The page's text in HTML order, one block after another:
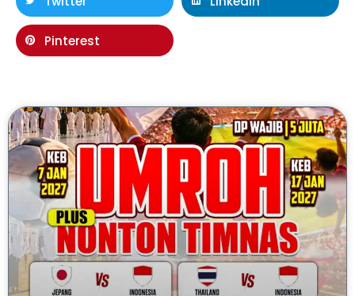
Pinterest